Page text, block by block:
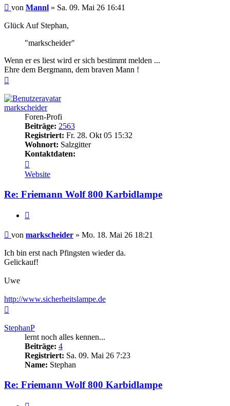
Beitrag
von Mannl » Sa. 09. Mai 26 16:41
Glück Auf Stephan,
"markscheider"
Wenn er es liest wird er sich bestimmt melden ...
Ehre dem Bergmann, dem braven Mann !
markscheider
Foren-Profi
Beiträge: 2563
Registriert: Fr. 28. Okt 05 15:32
Wohnort: Salzgitter
Kontaktdaten:
von
markscheider
Website
Re: Friemann Wolf 800 Karbidlampe
Beitrag
von markscheider » Mo. 18. Mai 26 18:21
Ich bin erst nach Pfingsten wieder da.
Gelickauf!
Uwe
http://www.sicherheitslampe.de
StephanP
lernt noch alles kennen...
Beiträge: 4
Registriert: Sa. 09. Mai 26 7:23
Name: Stephan
Re: Friemann Wolf 800 Karbidlampe